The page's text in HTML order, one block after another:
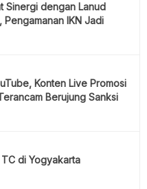
Sinergi dengan Lanud
Pengamanan IKN Jadi
Konten Live Promosi
Berujung Sanksi
di Yogyakarta